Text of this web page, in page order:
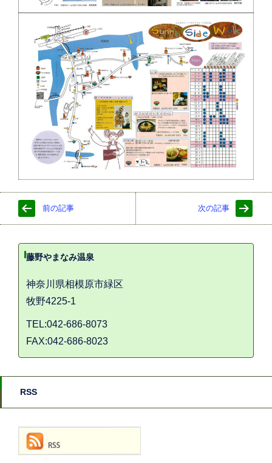
前の記事 次の記事
藤野やまなみ温泉
神奈川県相模原市緑区
牧野4225-1
TEL:042-686-8073
FAX:042-686-8023
RSS